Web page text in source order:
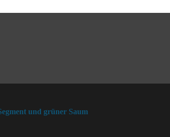
und grüner Saum